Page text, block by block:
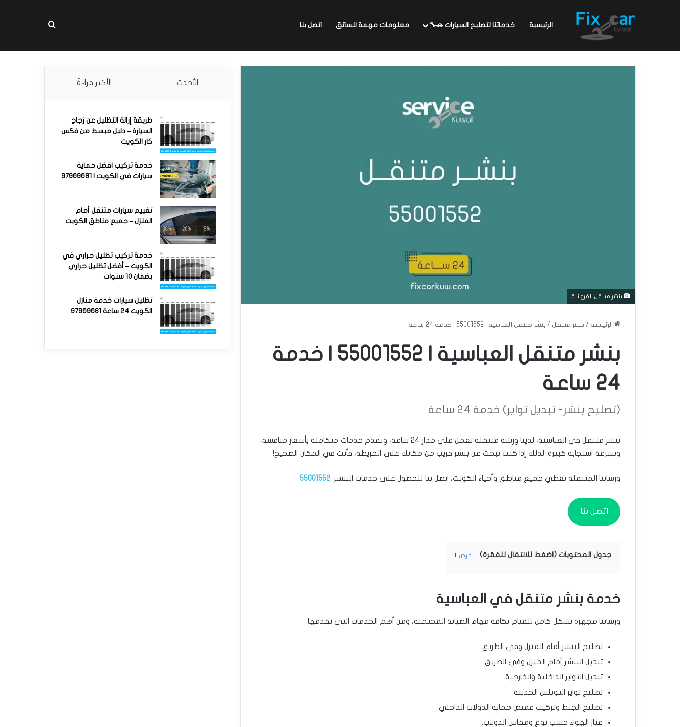
الرئيسية خدماتنا لتصليح السيارات 🚗🔧 معلومات مهمة للسائق اتصل بنا بحث عن
بنشر متنقل الفروانية
الرئيسية / بنشر متنقل / بنشر متنقل العباسية | 55001552 | خدمة 24 ساعة
بنشر متنقل العباسية | 55001552 | خدمة
24 ساعة
(تصليح بنشر- تبديل تواير) خدمة 24 ساعة
بنشر متنقل في العباسية، لدينا ورشة متنقلة تعمل على مدار 24 ساعة، ونقدم خدمات متكاملة بأسعار منافسة،
وبسرعة استجابة كبيرة. لذلك إذا كنت تبحث عن بنشر قريب من مكانك على الخريطة، فأنت في المكان الصحيح!
ورشاتنا المتنقلة تغطي جميع مناطق وأحياء الكويت، اتصل بنا للحصول على خدمات البنشر: 55001552
اتصل بنا
جدول المحتويات (اضغط للانتقال للفقرة) عرض
خدمة بنشر متنقل في العباسية
ورشاتنا مجهزة بشكل كامل للقيام بكافة مهام الصيانة المحتملة، ومن أهم الخدمات التي نقدمها:
تصليح البنشر أمام المنزل وفي الطريق.
تبديل البنشر أمام المنزل وفي الطريق.
تبديل التواير الداخلية والخارجية.
تصليح تواير التوبلس الحديثة.
تصليح الجنط وتركيب قميص حماية الدولاب الداخلي.
عيار الهواء حسب نوع ومقاس الدولاب.
الأحدث الأكثر قراءةً
طريقة إزالة التظليل عن زجاج
السيارة – دليل مبسط من فكس
كار الكويت
خدمة تركيب افضل حماية
سيارات في الكويت | 97969681
تغييم سيارات متنقل أمام
المنزل – جميع مناطق الكويت
خدمة تركيب تظليل حراري في
الكويت – أفضل تظليل حراري
بضمان 10 سنوات
تظليل سيارات خدمة منازل
الكويت 24 ساعة 97969681